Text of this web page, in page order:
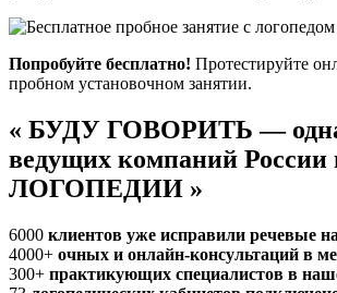
Попробуйте бесплатно! Протестируйте
пробном установочном занятии.
« БУДУ ГОВОРИТЬ —
ведущих компаний России
ЛОГОПЕДИИ »
6000 клиентов уже исправили речевые
4000+ очных и онлайн-консультаций в
300+ практикующих специалистов в